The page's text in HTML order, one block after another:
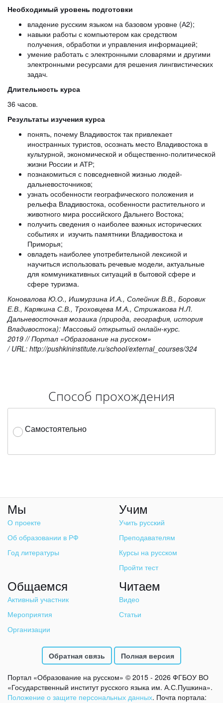
Необходимый уровень подготовки
владение русским языком на базовом уровне (А2);
навыки работы с компьютером как средством
получения, обработки и управления информацией;
умение работать с электронными словарями и другими
электронными ресурсами для решения лингвистических
задач.
Длительность курса
36 часов.
Результаты изучения курса
понять, почему Владивосток так привлекает
иностранных туристов, осознать место Владивостока в
культурной, экономической и общественно-политической
жизни России и АТР;
познакомиться с повседневной жизнью людей-
дальневосточников;
узнать особенности географического положения и
рельефа Владивостока, особенности растительного и
животного мира российского Дальнего Востока;
получить сведения о наиболее важных исторических
событиях и изучить памятники Владивостока и
Приморья;
овладеть наиболее употребительной лексикой и
научиться использовать речевые модели, актуальные
для коммуникативных ситуаций в бытовой сфере и
сфере туризма.
Коновалова Ю.О., Ишмурзина И.А., Солейник В.В., Боровик
Е.В., Карякина С.В., Троховцева М.А., Стрижакова Н.Л.
Дальневосточная мозаика (природа, география, история
Владивостока): Массовый открытый онлайн-курс.
2019 // Портал «Образование на русском»
/ URL: http://pushkininstitute.ru/school/external_courses/324
Способ прохождения
Самостоятельно
Мы
О проекте
Об образовании в РФ
Год литературы
Учим
Учить русский
Преподавателям
Курсы на русском
Пройти тест
Общаемся
Активный участник
Мероприятия
Организации
Читаем
Видео
Статьи
Обратная связь Полная версия
Портал «Образование на русском» © 2015 - 2026 ФГБОУ ВО
«Государственный институт русского языка им. А.С.Пушкина».
Положение о защите персональных данных. Почта портала: